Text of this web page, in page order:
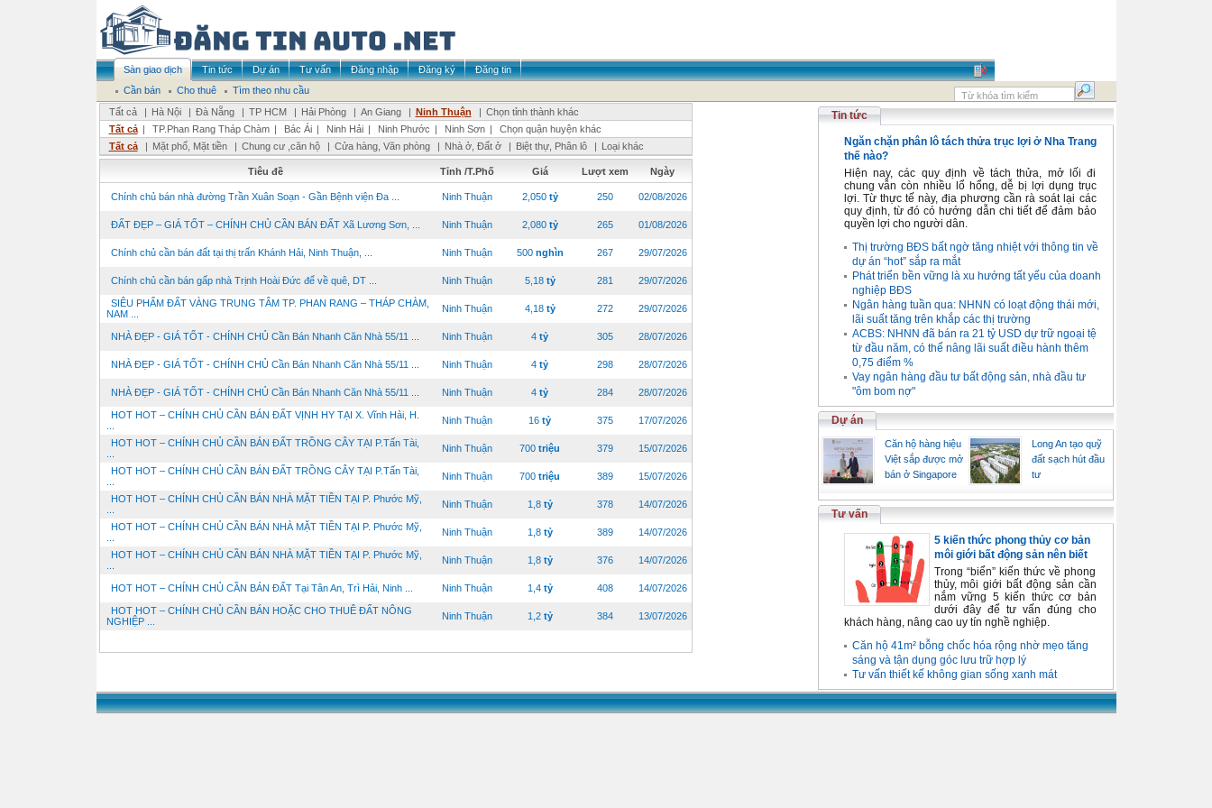
Sàn giao dịch Tin tức Dự án Tư vấn Đăng nhập Đăng ký
Đăng tin
Cần bán
Cho thuê
Tìm theo nhu cầu
Tất cả
| Hà Nội | Đà Nẵng | TP HCM | Hải Phòng | An Giang | Ninh Thuận | Chọn tỉnh thành khác
Tất cả | TP.Phan Rang Tháp Chàm | Bác Ái | Ninh Hải | Ninh Phước | Ninh Sơn |
Chọn quận huyện khác
Tất cả
| Mặt phố, Mặt tiền | Chung cư ,căn hộ | Cửa hàng, Văn phòng | Nhà ở, Đất ở | Biệt thự, Phân lô | Loại khác
Tiêu đề Tỉnh /T.Phố Giá Lượt xem Ngày
Chính chủ bán nhà đường Trần Xuân Soạn - Gần Bệnh viện Đa ... Ninh Thuận 2,050 tỷ 250 02/08/2026
ĐẤT ĐẸP – GIÁ TỐT – CHÍNH CHỦ CẦN BÁN ĐẤT Xã Lương Sơn, ... Ninh Thuận 2,080 tỷ 265 01/08/2026
Chính chủ cần bán đất tại thị trấn Khánh Hải, Ninh Thuận, ... Ninh Thuận 500 nghìn 267 29/07/2026
Chính chủ cần bán gấp nhà Trịnh Hoài Đức để về quê, DT ... Ninh Thuận 5,18 tỷ 281 29/07/2026
SIÊU PHẨM ĐẤT VÀNG TRUNG TÂM TP. PHAN RANG – THÁP CHÀM,
NAM ...
Ninh Thuận 4,18 tỷ 272 29/07/2026
NHÀ ĐẸP - GIÁ TỐT - CHÍNH CHỦ Cần Bán Nhanh Căn Nhà 55/11 ... Ninh Thuận 4 tỷ 305 28/07/2026
NHÀ ĐẸP - GIÁ TỐT - CHÍNH CHỦ Cần Bán Nhanh Căn Nhà 55/11 ... Ninh Thuận 4 tỷ 298 28/07/2026
NHÀ ĐẸP - GIÁ TỐT - CHÍNH CHỦ Cần Bán Nhanh Căn Nhà 55/11 ... Ninh Thuận 4 tỷ 284 28/07/2026
HOT HOT – CHÍNH CHỦ CẦN BÁN ĐẤT VỊNH HY TẠI X. Vĩnh Hải, H.
Ninh Thuận 16 tỷ 375 17/07/2026
HOT HOT – CHÍNH CHỦ CẦN BÁN ĐẤT TRỒNG CÂY TẠI P.Tấn Tài,
Ninh Thuận 700 triệu 379 15/07/2026
HOT HOT – CHÍNH CHỦ CẦN BÁN ĐẤT TRỒNG CÂY TẠI P.Tấn Tài,
Ninh Thuận 700 triệu 389 15/07/2026
HOT HOT – CHÍNH CHỦ CẦN BÁN NHÀ MẶT TIỀN TẠI P. Phước Mỹ,
Ninh Thuận 1,8 tỷ 378 14/07/2026
HOT HOT – CHÍNH CHỦ CẦN BÁN NHÀ MẶT TIỀN TẠI P. Phước Mỹ,
Ninh Thuận 1,8 tỷ 389 14/07/2026
HOT HOT – CHÍNH CHỦ CẦN BÁN NHÀ MẶT TIỀN TẠI P. Phước Mỹ,
Ninh Thuận 1,8 tỷ 376 14/07/2026
HOT HOT – CHÍNH CHỦ CẦN BÁN ĐẤT Tại Tân An, Trì Hải, Ninh ... Ninh Thuận 1,4 tỷ 408 14/07/2026
HOT HOT – CHÍNH CHỦ CẦN BÁN HOẶC CHO THUÊ ĐẤT NÔNG
NGHIỆP ...
Ninh Thuận 1,2 tỷ 384 13/07/2026
Tin tức
Ngăn chặn phân lô tách thửa trục lợi ở Nha Trang
thế nào?
Hiện nay, các quy định về tách thửa, mở lối đi
chung vẫn còn nhiều lổ hổng, dễ bị lợi dụng trục
lợi. Từ thực tế này, địa phương cần rà soát lại các
quy định, từ đó có hướng dẫn chi tiết để đảm bảo
quyền lợi cho người dân.
Thị trường BĐS bất ngờ tăng nhiệt với thông tin về
dự án “hot” sắp ra mắt
Phát triển bền vững là xu hướng tất yếu của doanh
nghiệp BĐS
Ngân hàng tuần qua: NHNN có loạt động thái mới,
lãi suất tăng trên khắp các thị trường
ACBS: NHNN đã bán ra 21 tỷ USD dự trữ ngoại tệ
từ đầu năm, có thể nâng lãi suất điều hành thêm
0,75 điểm %
Vay ngân hàng đầu tư bất động sản, nhà đầu tư
"ôm bom nợ"
Dự án
Căn hộ hàng hiệu
Việt sắp được mở
bán ở Singapore
Long An tạo quỹ
đất sạch hút đầu
tư
Tư vấn
5 kiến thức phong thủy cơ bản
môi giới bất động sản nên biết
Trong “biển” kiến thức về phong
thủy, môi giới bất động sản cần
nắm vững 5 kiến thức cơ bản
dưới đây để tư vấn đúng cho
khách hàng, nâng cao uy tín nghề nghiệp.
Căn hộ 41m² bỗng chốc hóa rộng nhờ mẹo tăng
sáng và tận dụng góc lưu trữ hợp lý
Tư vấn thiết kế không gian sống xanh mát